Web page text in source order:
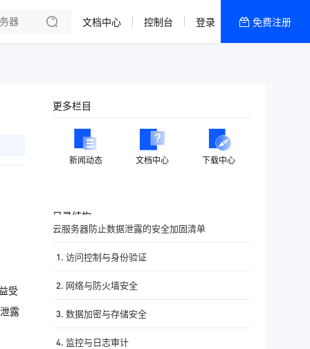
香港精品CN2云
文档中心 控制台 登录 免费注册
受
露
更多栏目
新闻动态 文档中心 下载中心
目录结构
云服务器防止数据泄露的安全加固清单
1. 访问控制与身份验证
2. 网络与防火墙安全
3. 数据加密与存储安全
4. 监控与日志审计